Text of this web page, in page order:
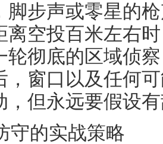
脚步声或零星的
离空投百米左右
轮彻底的区域侦
，窗口以及任何
，但永远要假设
守的实战策略